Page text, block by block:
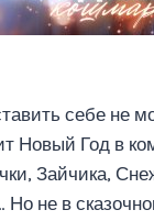
себе не
Новый Год в
Зайчика,
Но не в